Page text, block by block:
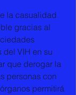
la casualidad
gracias al
VIH en su
que derogar la
personas con
permitirá